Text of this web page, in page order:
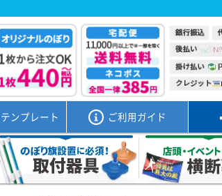
テンプレート ご利用ガイド